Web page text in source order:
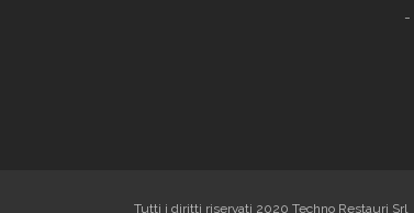
-
Tutti i diritti riservati 2020 Techno Restauri Srl